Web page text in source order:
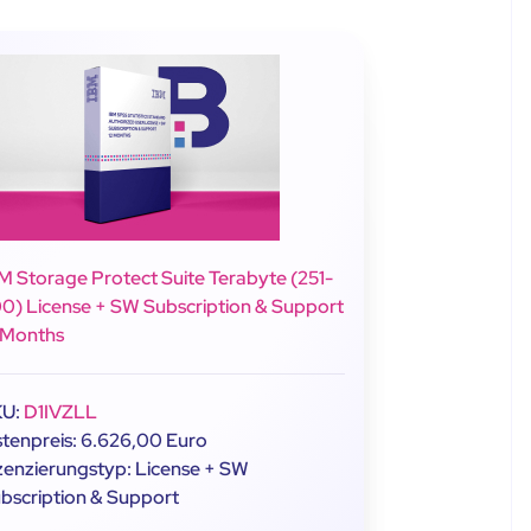
Storage Protect Suite Terabyte (251-
License + SW Subscription & Support
D1IVZLL
6.626,00 Euro
License + SW
& Support